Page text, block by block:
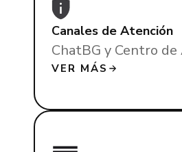
Canales de Atención
ChatBG y Centro de
VER MÁS